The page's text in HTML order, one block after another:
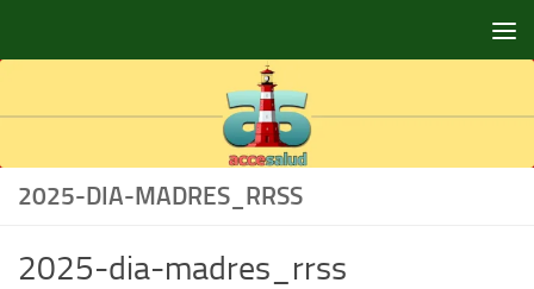
2025-DIA-MADRES_RRSS
2025-dia-madres_rrss